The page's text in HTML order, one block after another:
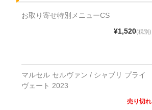
お取り寄せ特別メニューCS
¥1,520(税別)
マルセル セルヴァン / シャブリ プライ
ヴェート 2023
売り切れ